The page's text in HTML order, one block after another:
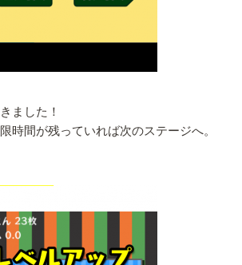
ました！
時間が残っていれば次のステージへ。